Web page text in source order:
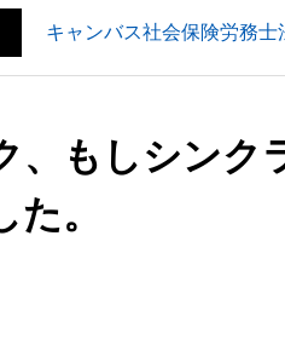
キャンバス社会保険労務士
、もしシンク
。